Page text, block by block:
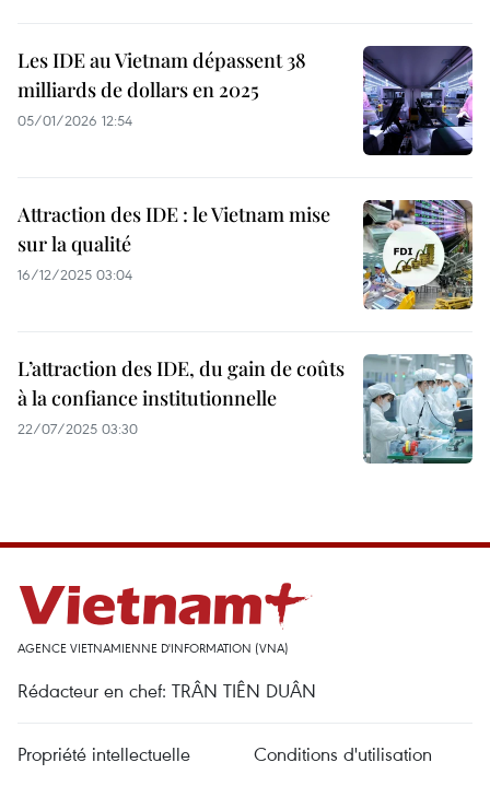
Les IDE au Vietnam dépassent 38
milliards de dollars en 2025
05/01/2026 12:54
Attraction des IDE : le Vietnam mise
sur la qualité
16/12/2025 03:04
L’attraction des IDE, du gain de coûts
à la confiance institutionnelle
22/07/2025 03:30
AGENCE VIETNAMIENNE D'INFORMATION (VNA)
Rédacteur en chef: TRÂN TIÊN DUÂN
Propriété intellectuelle
Conditions d'utilisation